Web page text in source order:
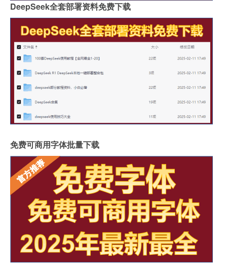
DeepSeek全套部署资料免费下载
免费可商用字体批量下载